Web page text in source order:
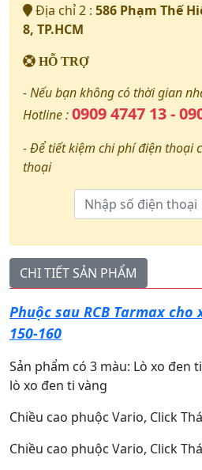
Địa chỉ 2 : 586 Phạm Thế
8, TP.HCM
HỖ TRỢ
- Nếu bạn không có thời gian
Hotline :0909 4747 13 -
- Để tiết kiệm chi phí điện thoại
thoại
CHI TIẾT SẢN PHẨM
Phuộc sau RCB Tarmax
150-160
Sản phẩm có 3 màu: Lò xo đen
lò xo đen ti vàng
Chiều cao phuộc Vario, Click
Chiều cao phuộc Vario, Click